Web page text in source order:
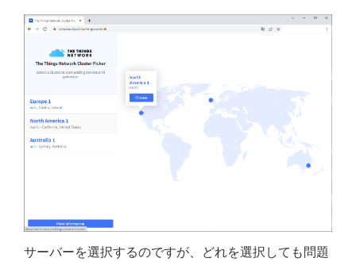
サーバーを選択するのですが、どれを選択しても問題